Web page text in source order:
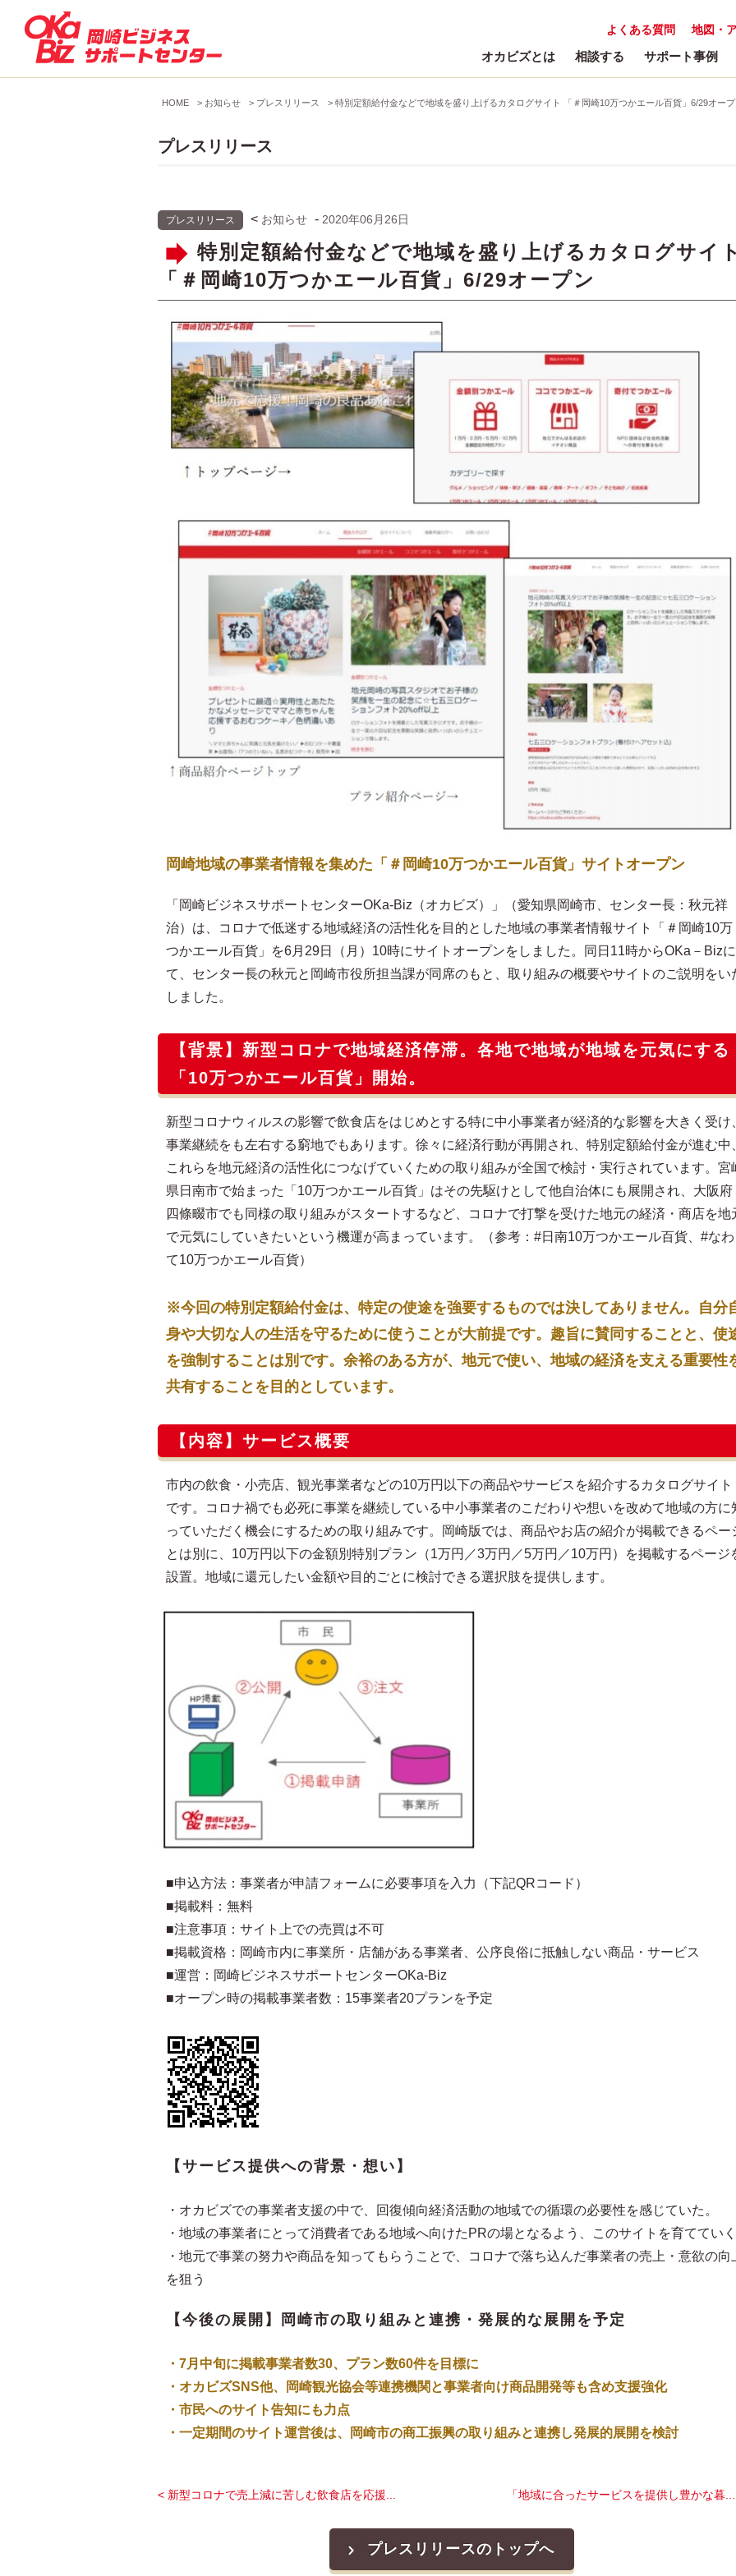
地図・
よくある質問
オカビズとは 相談する サポート事例
HOME > お知らせ > プレスリリース > 特別定額給付金などで地域を盛り上げるカタログサイト 「＃岡崎10万つかエール百貨」6/29オー
プレスリリース
プレスリリース < お知らせ - 2020年06月26日
特別定額給付金などで地域を盛り上げるカタログサイ
「＃岡崎10万つかエール百貨」6/29オープン
岡崎地域の事業者情報を集めた「＃岡崎10万つかエール百貨」サイトオープン
「岡崎ビジネスサポートセンターOKa-Biz（オカビズ）」（愛知県岡崎市、センター長：秋元祥
治）は、コロナで低迷する地域経済の活性化を目的とした地域の事業者情報サイト「＃岡崎10万
つかエール百貨」を6月29日（月）10時にサイトオープンをしました。同日11時からOKa－Bizに
て、センター長の秋元と岡崎市役所担当課が同席のもと、取り組みの概要やサイトのご説明をい
しました。
【背景】新型コロナで地域経済停滞。各地で地域が地域を元気にする
「10万つかエール百貨」開始。
新型コロナウィルスの影響で飲食店をはじめとする特に中小事業者が経済的な影響を大きく受け
事業継続をも左右する窮地でもあります。徐々に経済行動が再開され、特別定額給付金が進む中
これらを地元経済の活性化につなげていくための取り組みが全国で検討・実行されています。宮
県日南市で始まった「10万つかエール百貨」はその先駆けとして他自治体にも展開され、大阪府
四條畷市でも同様の取り組みがスタートするなど、コロナで打撃を受けた地元の経済・商店を地
で元気にしていきたいという機運が高まっています。（参考：#日南10万つかエール百貨、#なわ
て10万つかエール百貨）
※今回の特別定額給付金は、特定の使途を強要するものでは決してありません。自分
身や大切な人の生活を守るために使うことが大前提です。趣旨に賛同することと、使
を強制することは別です。余裕のある方が、地元で使い、地域の経済を支える重要性
共有することを目的としています。
【内容】サービス概要
市内の飲食・小売店、観光事業者などの10万円以下の商品やサービスを紹介するカタログサイト
です。コロナ禍でも必死に事業を継続している中小事業者のこだわりや想いを改めて地域の方に
っていただく機会にするための取り組みです。岡崎版では、商品やお店の紹介が掲載できるペー
とは別に、10万円以下の金額別特別プラン（1万円／3万円／5万円／10万円）を掲載するページ
設置。地域に還元したい金額や目的ごとに検討できる選択肢を提供します。
■申込方法：事業者が申請フォームに必要事項を入力（下記QRコード）
■掲載料：無料
■注意事項：サイト上での売買は不可
■掲載資格：岡崎市内に事業所・店舗がある事業者、公序良俗に抵触しない商品・サービス
■運営：岡崎ビジネスサポートセンターOKa-Biz
■オープン時の掲載事業者数：15事業者20プランを予定
【サービス提供への背景・想い】
・オカビズでの事業者支援の中で、回復傾向経済活動の地域での循環の必要性を感じていた。
・地域の事業者にとって消費者である地域へ向けたPRの場となるよう、このサイトを育てていく
・地元で事業の努力や商品を知ってもらうことで、コロナで落ち込んだ事業者の売上・意欲の向
を狙う
【今後の展開】岡崎市の取り組みと連携・発展的な展開を予定
・7月中旬に掲載事業者数30、プラン数60件を目標に
・オカビズSNS他、岡崎観光協会等連携機関と事業者向け商品開発等も含め支援強化
・市民へのサイト告知にも力点
・一定期間のサイト運営後は、岡崎市の商工振興の取り組みと連携し発展的展開を検討
< 新型コロナで売上減に苦しむ飲食店を応援... 「地域に合ったサービスを提供し豊かな暮
プレスリリースのトップへ